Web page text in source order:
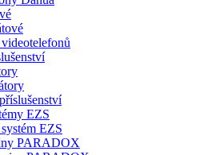
EZS
EZS
PARADOX